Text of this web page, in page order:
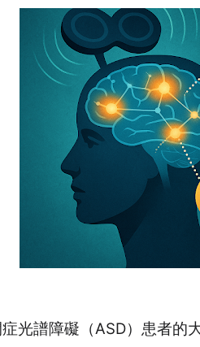
光譜障礙（ASD）患者的